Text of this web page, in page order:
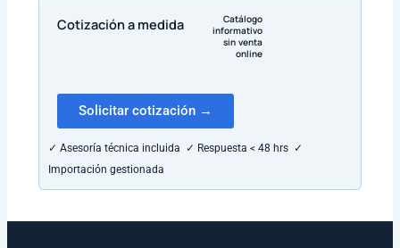
Cotización a medida
Catálogo
informativo
sin venta
online
Solicitar cotización →
✓ Asesoría técnica incluida ✓ Respuesta < 48 hrs ✓
Importación gestionada